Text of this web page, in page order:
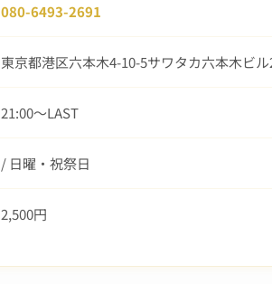
080-6493-2691
東京都港区六本木4-10-5サワタカ六本木ビル
21:00〜LAST
/ 日曜・祝祭日
2,500円